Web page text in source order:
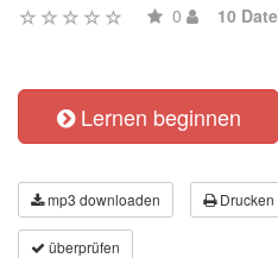
0 10
Lernen beginnen
mp3 downloaden Drucken
überprüfen